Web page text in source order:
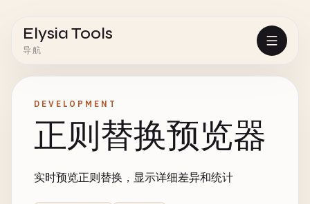
Elysia Tools
导航
DEVELOPMENT
正则替换预览器
实时预览正则替换，显示详细差异和统计